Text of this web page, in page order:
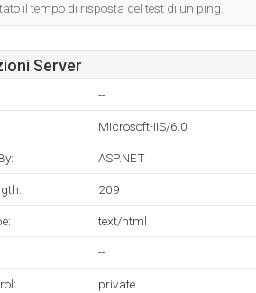
il tempo di risposta del test di un ping.
Server
--
Microsoft-IIS/6.0
ASP.NET
209
text/html
--
private